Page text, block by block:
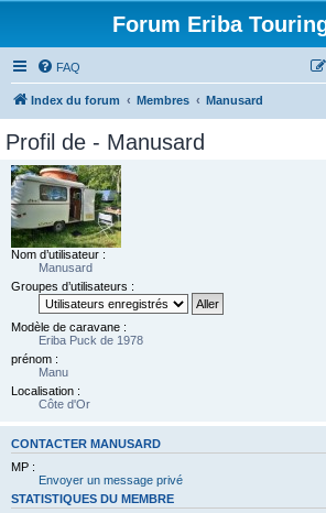
Forum Eriba
FAQ
Index du forum Membres Manusard
Profil de - Manusard
Nom d’utilisateur :
Manusard
Groupes d’utilisateurs :
Modèle de caravane :
Eriba Puck de 1978
prénom :
Manu
Localisation :
Côte d'Or
CONTACTER MANUSARD
MP :
Envoyer un message privé
STATISTIQUES DU MEMBRE